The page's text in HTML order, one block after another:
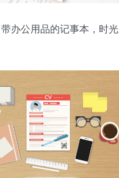
办公用品的记事本，时